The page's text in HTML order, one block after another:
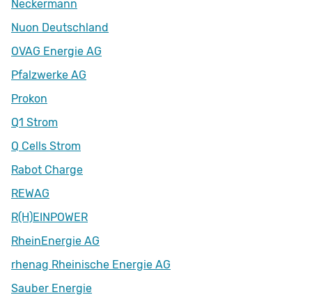
Neckermann
Nuon Deutschland
OVAG Energie AG
Pfalzwerke AG
Prokon
Q1 Strom
Q Cells Strom
Rabot Charge
REWAG
R(H)EINPOWER
RheinEnergie AG
rhenag Rheinische Energie AG
Sauber Energie